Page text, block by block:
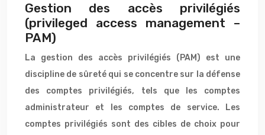
Gestion des accès privilégiés
(privileged access management –
PAM)
La gestion des accès privilégiés (PAM) est une
discipline de sûreté qui se concentre sur la défense
des comptes privilégiés, tels que les comptes
administrateur et les comptes de service. Les
comptes privilégiés sont des cibles de choix pour